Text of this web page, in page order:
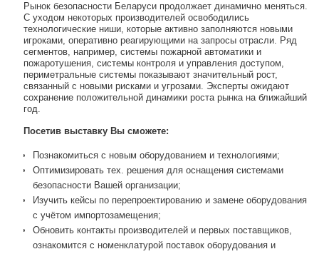
Рынок безопасности Беларуси продолжает динамично меняться.
С уходом некоторых производителей освободились
технологические ниши, которые активно заполняются новыми
игроками, оперативно реагирующими на запросы отрасли. Ряд
сегментов, например, системы пожарной автоматики и
пожаротушения, системы контроля и управления доступом,
периметральные системы показывают значительный рост,
связанный с новыми рисками и угрозами. Эксперты ожидают
сохранение положительной динамики роста рынка на ближайший
год.
Посетив выставку Вы сможете:
Познакомиться с новым оборудованием и технологиями;
Оптимизировать тех. решения для оснащения системами
безопасности Вашей организации;
Изучить кейсы по перепроектированию и замене оборудования
с учётом импортозамещения;
Обновить контакты производителей и первых поставщиков,
ознакомится с номенклатурой поставок оборудования и